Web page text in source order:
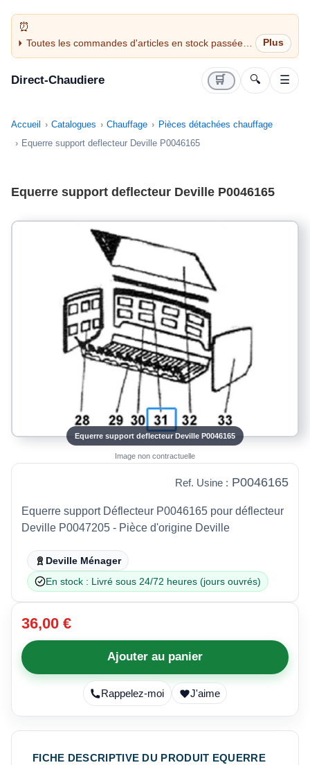
Toutes les commandes d'articles en stock passées
avant 14H sont expédiées le jour même (jours
Direct-Chaudiere 🛒 🔍 ☰
Accueil Catalogues Chauffage
Pièces détachées chauffage
Equerre support deflecteur Deville P0046165
Equerre support deflecteur Deville P0046165
Equerre support deflecteur Deville P0046165
Image non contractuelle
Ref. Usine : P0046165
Equerre support Déflecteur P0046165 pour déflecteur
Deville P0047205 - Pièce d'origine Deville
Deville Ménager
En stock : Livré sous 24/72 heures (jours ouvrés)
36,00 €
Ajouter au panier
Rappelez-moi J'aime
FICHE DESCRIPTIVE DU PRODUIT EQUERRE